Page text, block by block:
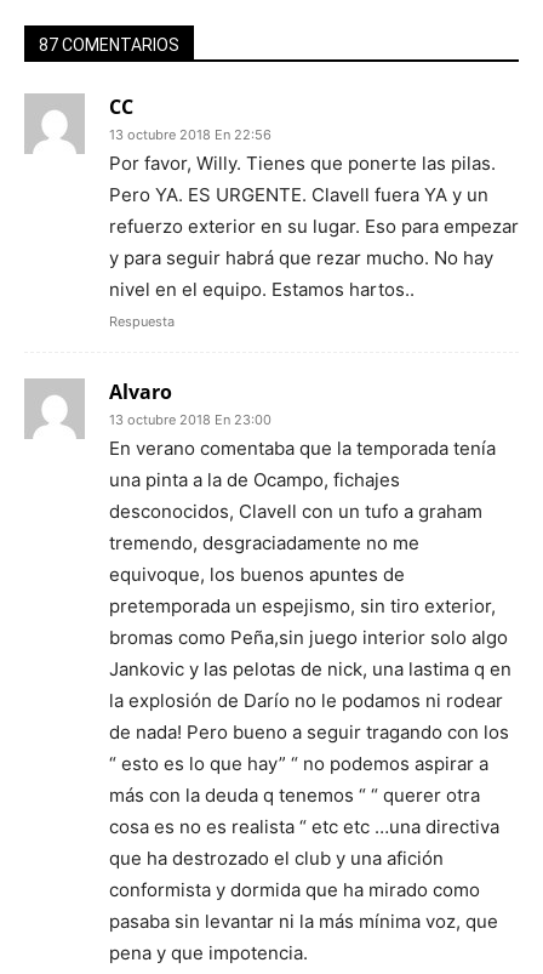
87 COMENTARIOS
CC
13 octubre 2018 En 22:56
Por favor, Willy. Tienes que ponerte las pilas.
Pero YA. ES URGENTE. Clavell fuera YA y un
refuerzo exterior en su lugar. Eso para empezar
y para seguir habrá que rezar mucho. No hay
nivel en el equipo. Estamos hartos..
Respuesta
Alvaro
13 octubre 2018 En 23:00
En verano comentaba que la temporada tenía
una pinta a la de Ocampo, fichajes
desconocidos, Clavell con un tufo a graham
tremendo, desgraciadamente no me
equivoque, los buenos apuntes de
pretemporada un espejismo, sin tiro exterior,
bromas como Peña,sin juego interior solo algo
Jankovic y las pelotas de nick, una lastima q en
la explosión de Darío no le podamos ni rodear
de nada! Pero bueno a seguir tragando con los
“ esto es lo que hay” “ no podemos aspirar a
más con la deuda q tenemos “ “ querer otra
cosa es no es realista “ etc etc …una directiva
que ha destrozado el club y una afición
conformista y dormida que ha mirado como
pasaba sin levantar ni la más mínima voz, que
pena y que impotencia.